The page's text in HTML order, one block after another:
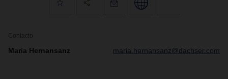
Contacto
Maria Hernansanz maria.hernansanz@dachser.com